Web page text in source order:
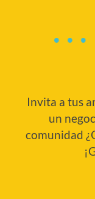
Invita a tus
un
comunidad